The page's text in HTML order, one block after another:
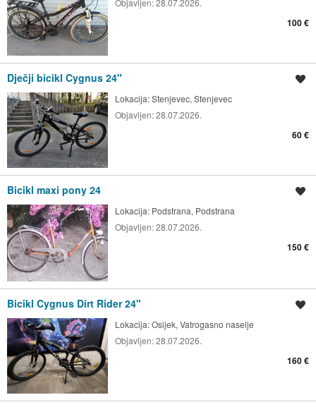
Objavljen:28.07.2026.
100 €
Dječji bicikl Cygnus 24"
Lokacija:Stenjevec, Stenjevec
Objavljen:28.07.2026.
60 €
Bicikl maxi pony 24
Lokacija: Podstrana, Podstrana
Objavljen:28.07.2026.
150 €
Bicikl Cygnus Dirt Rider 24"
Lokacija:Osijek, Vatrogasno naselje
Objavljen:28.07.2026.
160 €